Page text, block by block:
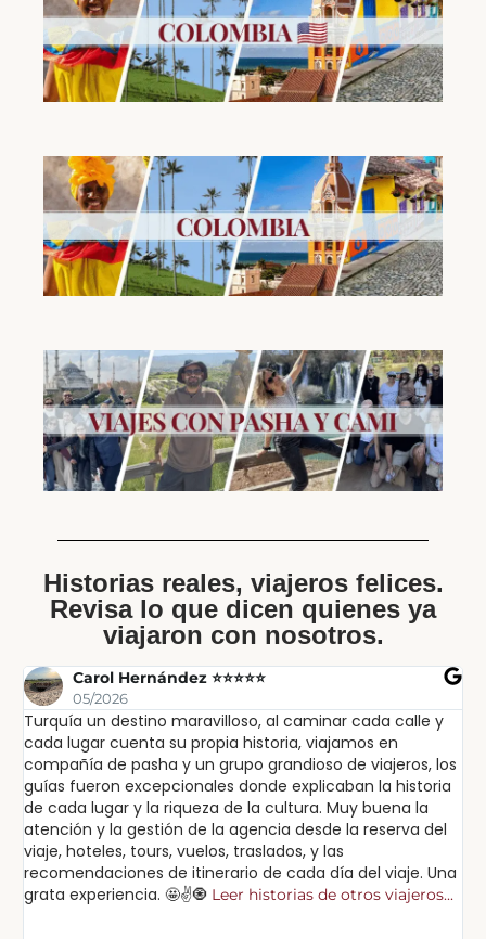
Historias reales, viajeros felices.
Revisa lo que dicen quienes ya
viajaron con nosotros.
Carol Hernández ⭐⭐⭐⭐⭐
05/2026
Turquía un destino maravilloso, al caminar cada calle y
cada lugar cuenta su propia historia, viajamos en
compañía de pasha y un grupo grandioso de viajeros, los
guías fueron excepcionales donde explicaban la historia
de cada lugar y la riqueza de la cultura. Muy buena la
atención y la gestión de la agencia desde la reserva del
viaje, hoteles, tours, vuelos, traslados, y las
recomendaciones de itinerario de cada día del viaje. Una
grata experiencia. 🤩✌️🧿 Leer historias de otros viajeros...